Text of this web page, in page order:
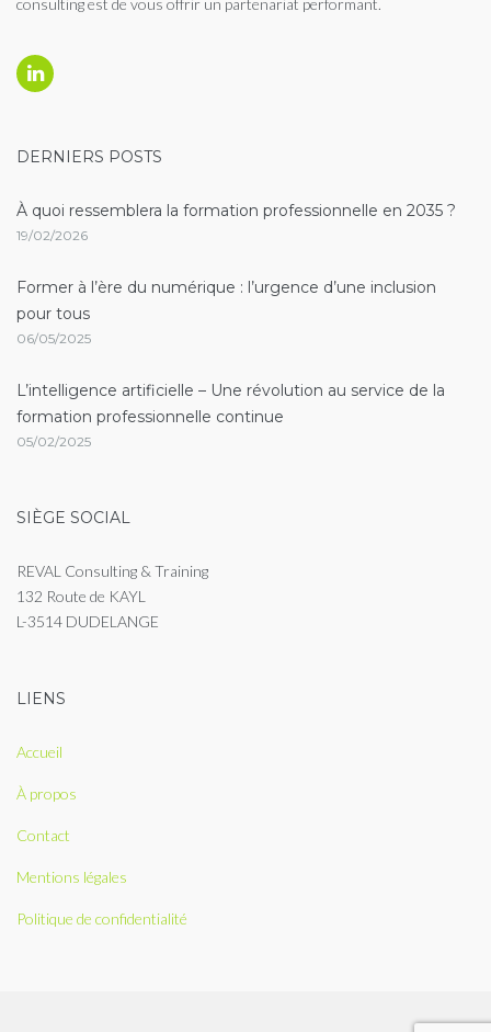
consulting est de vous offrir un partenariat performant.
DERNIERS POSTS
À quoi ressemblera la formation professionnelle en 2035 ?
19/02/2026
Former à l’ère du numérique : l’urgence d’une inclusion
pour tous
06/05/2025
L’intelligence artificielle – Une révolution au service de la
formation professionnelle continue
05/02/2025
SIÈGE SOCIAL
REVAL Consulting & Training
132 Route de KAYL
L-3514 DUDELANGE
LIENS
Accueil
À propos
Contact
Mentions légales
Politique de confidentialité